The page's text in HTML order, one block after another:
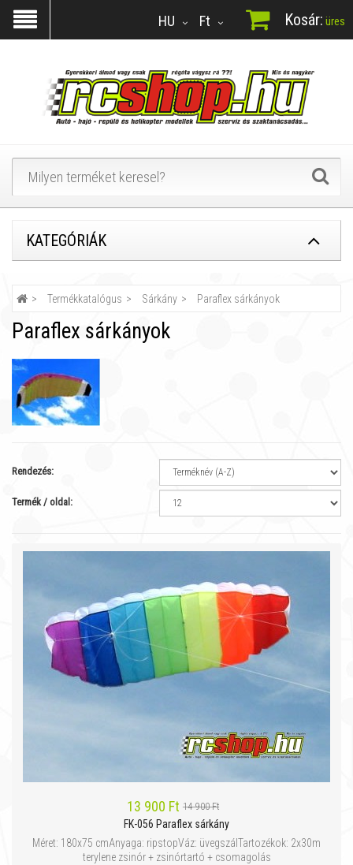
Ft
HU Kosár: üres
KATEGÓRIÁK
Termékkatalógus Sárkány Paraflex sárkányok
Paraflex sárkányok
Rendezés:
Termék / oldal:
13 900 Ft 14 900 Ft
FK-056 Paraflex sárkány
Méret: 180x75 cmAnyaga: ripstopVáz: üvegszálTartozékok: 2x30m
terylene zsinór + zsinórtartó + csomagolás